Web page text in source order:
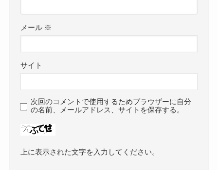
メール ※
サイト
次回のコメントで使用するためブラウザーに自分
の名前、メールアドレス、サイトを保存する。
上に表示された文字を入力してください。